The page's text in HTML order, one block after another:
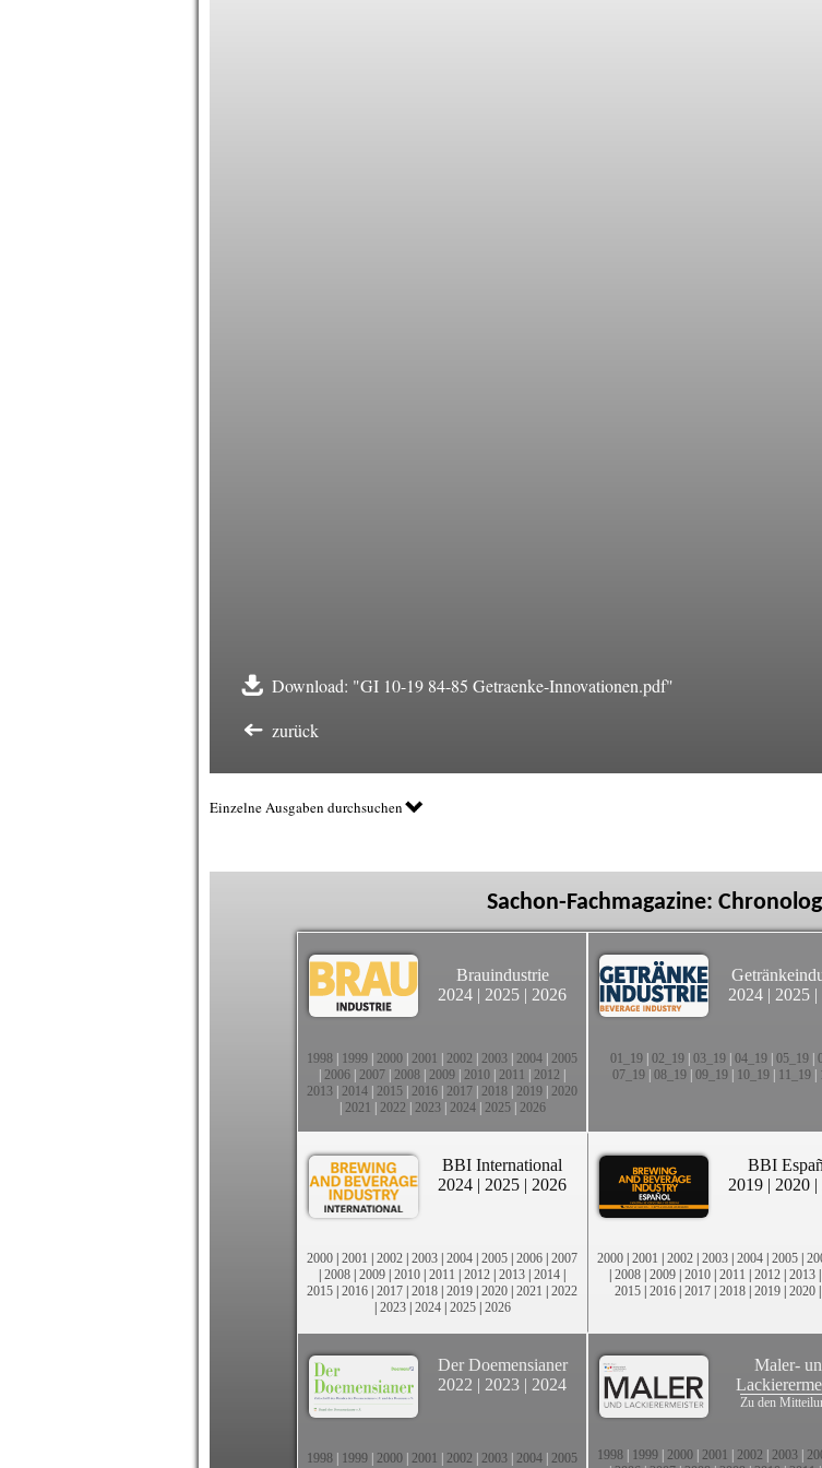
Download: "GI 10-19 84-85 Getraenke-Innovationen.pdf"
zurück
Einzelne Ausgaben durchsuchen
Sachon-Fachmagazine:
Brauindustrie
2024 | 2025 | 2026
1998 1999 2000 2001 2002 2003 2004 2005
2006 2007 2008 2009 2010 2011 2012
2013 2014 2015 2016 2017 2018 2019 2020
2021 2022 2023| 2024| 2025| 2026
2024 | 2025 |
01_19| 02_19| 03_19| 04_19| 05_19|
07_19 08_19 09_19 10_19 11_19
BBI International
2024 | 2025 | 2026
2000 | 2001 | 2002 | 2003 | 2004 | 2005 | 2006 | 2007
| 2008 | 2009 | 2010 | 2011 | 2012 | 2013 | 2014 |
2015 | 2016 | 2017 | 2018 | 2019 | 2020 | 2021 | 2022
| 2023| 2024| 2025| 2026
BBI
2019 | 2020 |
2000 | 2001 | 2002 | 2003 | 2004 | 2005 |
| 2008 | 2009 | 2010 | 2011 | 2012 | 2013 |
2015 | 2016 | 2017 | 2018 | 2019 | 2020 |
Der Doemensianer
2022 | 2023 | 2024
1998 1999 2000 2001 2002 2003 2004 2005
Maler-
Zu den
1998 1999 2000 2001 2002 2003